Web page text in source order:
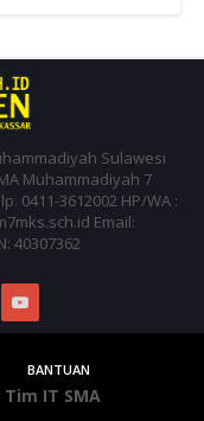
Sulawesi
Muhammadiyah 7
0411-3612002 HP/WA :
Email:
40307362
BANTUAN
IT SMA